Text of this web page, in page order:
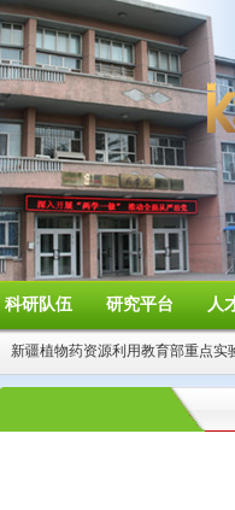
科研队伍 研究平台 人
新疆植物药资源利用教育部重点实